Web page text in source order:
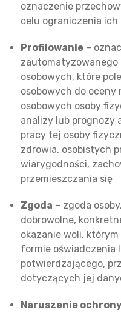
oznaczenie
celu ograniczenia ich
Profilowanie –
osobowych, które
osobowych do
osobowych osoby
analizy lub prognozy
pracy tej osoby
zdrowia, osobistych
wiarygodności,
przemieszczania się
Zgoda – zgoda
dobrowolne,
okazanie woli,
formie oświadczenia
potwierdzającego,
dotyczących jej
Naruszenie